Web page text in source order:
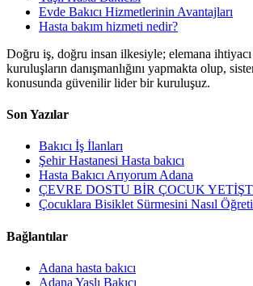
Evde Bakıcı Hizmetlerinin Avantajları
Hasta bakım hizmeti nedir?
Doğru iş, doğru insan ilkesiyle; elemana
kuruluşların danışmanlığını yapmakta olup,
konusunda güvenilir lider bir kuruluşuz.
Son Yazılar
Bakıcı İş İlanları
Şehir Hastanesi Hasta bakıcı
Hasta Bakıcı Arıyorum Adana
ÇEVRE DOSTU BİR ÇOCUK
Çocuklara Bisiklet Sürmesini Nasıl
Bağlantılar
Adana hasta bakıcı
Adana Yaşlı Bakıcı